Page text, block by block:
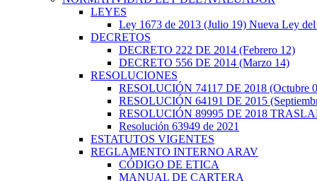
LEYES
Ley 1673 de 2013 (Julio 19) Nueva Ley
DECRETOS
DECRETO 222 DE 2014 (Febrero 12)
DECRETO 556 DE 2014 (Marzo 14)
RESOLUCIONES
RESOLUCIÓN 74117 DE 2018 (Octubre
RESOLUCIÓN 64191 DE 2015
RESOLUCIÓN 89995 DE 2018
Resolución 63949 de 2021
ESTATUTOS VIGENTES
REGLAMENTO INTERNO ARAV
CÓDIGO DE ETICA
MANUAL DE CARTERA